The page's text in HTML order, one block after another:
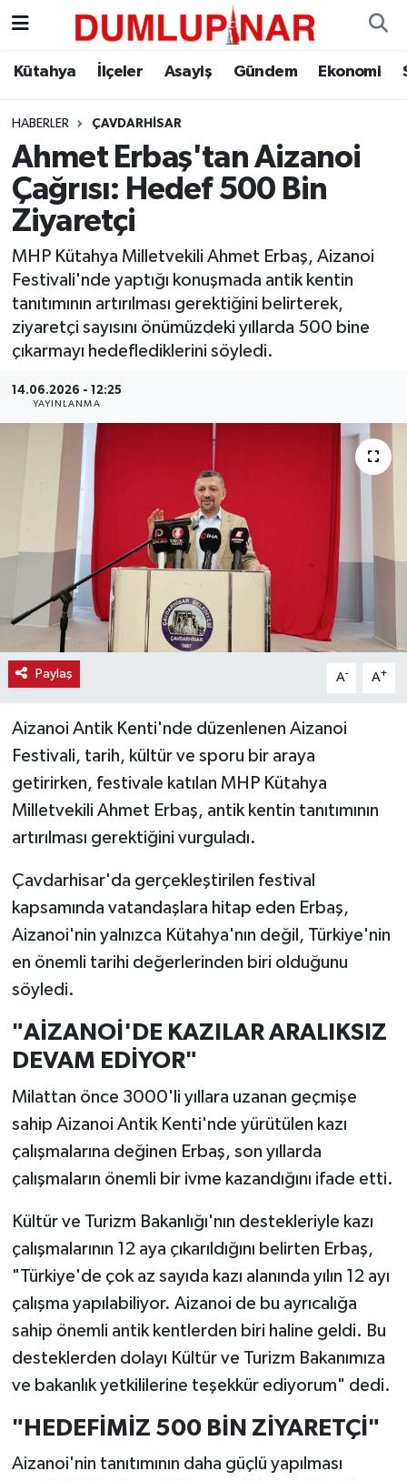
Kütahya İlçeler Asayiş Gündem Ekonomi
HABERLER ÇAVDARHISAR
Ahmet Erbaş'tan Aizanoi
Çağrısı: Hedef 500 Bin
Ziyaretçi
MHP Kütahya Milletvekili Ahmet Erbaş, Aizanoi
Festivali'nde yaptığı konuşmada antik kentin
tanıtımının artırılması gerektiğini belirterek,
ziyaretçi sayısını önümüzdeki yıllarda 500 bine
çıkarmayı hedeflediklerini söyledi.
14.06.2026 - 12:25
YAYINLANMA
Paylaş A- A+
Aizanoi Antik Kenti'nde düzenlenen Aizanoi
Festivali, tarih, kültür ve sporu bir araya
getirirken, festivale katılan MHP Kütahya
Milletvekili Ahmet Erbaş, antik kentin tanıtımının
artırılması gerektiğini vurguladı.
Çavdarhisar'da gerçekleştirilen festival
kapsamında vatandaşlara hitap eden Erbaş,
Aizanoi'nin yalnızca Kütahya'nın değil, Türkiye'nin
en önemli tarihi değerlerinden biri olduğunu
söyledi.
"AİZANOİ'DE KAZILAR ARALIKSIZ
DEVAM EDİYOR"
Milattan önce 3000'li yıllara uzanan geçmişe
sahip Aizanoi Antik Kenti'nde yürütülen kazı
çalışmalarına değinen Erbaş, son yıllarda
çalışmaların önemli bir ivme kazandığını ifade etti.
Kültür ve Turizm Bakanlığı'nın destekleriyle kazı
çalışmalarının 12 aya çıkarıldığını belirten Erbaş,
"Türkiye'de çok az sayıda kazı alanında yılın 12 ayı
çalışma yapılabiliyor. Aizanoi de bu ayrıcalığa
sahip önemli antik kentlerden biri haline geldi. Bu
desteklerden dolayı Kültür ve Turizm Bakanımıza
ve bakanlık yetkililerine teşekkür ediyorum" dedi.
"HEDEFİMİZ 500 BİN ZİYARETÇİ"
Aizanoi'nin tanıtımının daha güçlü yapılması
Asayiş
Diğer
Dünya
Eğitim
Ekonomi
Eleman
Emlak
Gündem
Haber
Haber İlanlar
Kültür-Sanat
Magazin
Resmi İlanlar
Sağlık
Seri İlan
Siyaset
Spor
Vasıta
Yaşam
Kütahya Hava Durumu
Kütahya Trafik Yoğunluk Haritası
Süper Lig Puan Durumu ve Fikstür
Tüm Manşetler
Son Dakika Haberleri
Haber Arşivi